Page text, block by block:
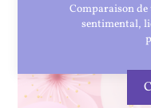
Comparaison de
sentimental,